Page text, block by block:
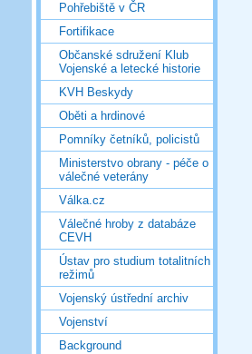
Pohřebiště v ČR
Fortifikace
Občanské sdružení Klub
Vojenské a letecké historie
KVH Beskydy
Oběti a hrdinové
Pomníky četníků, policistů
Ministerstvo obrany - péče o
válečné veterány
Válka.cz
Válečné hroby z databáze
CEVH
Ústav pro studium totalitních
režimů
Vojenský ústřední archiv
Vojenství
Background